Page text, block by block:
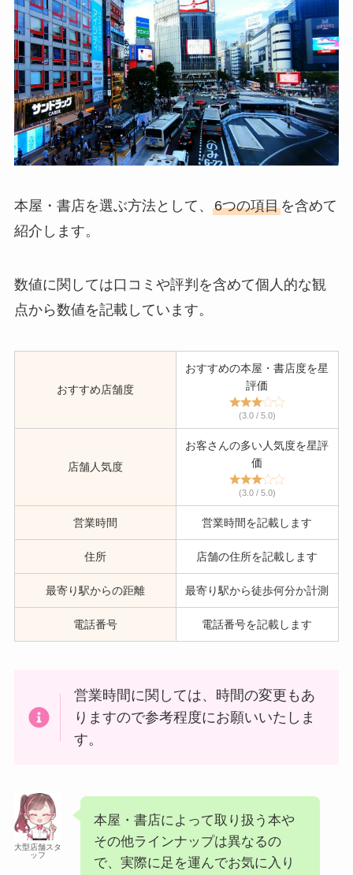
本屋・書店を選ぶ方法として、 6つの項目を含めて
紹介します。
数値に関しては口コミや評判を含めて個人的な観
点から数値を記載しています。
おすすめ店舗度
おすすめの本屋・書店度を星
評価
(3.0 / 5.0)
店舗人気度
お客さんの多い人気度を星評
価
(3.0 / 5.0)
営業時間 営業時間を記載します
住所 店舗の住所を記載します
最寄り駅からの距離 最寄り駅から徒歩何分か計測
電話番号 電話番号を記載します
営業時間に関しては、時間の変更もあ
りますので参考程度にお願いいたしま
す。
大型店舗スタ
ッフ
本屋・書店によって取り扱う本や
その他ラインナップは異なるの
で、実際に足を運んでお気に入り